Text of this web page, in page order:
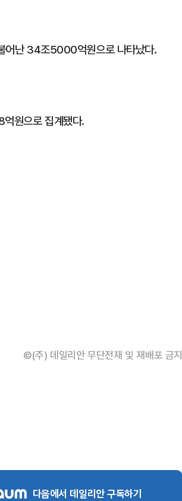
어난 34조5000억원으로 나타났다.
원으로 집계됐다.
©(주) 데일리안 무단전재 및 재배포 금지
다음에서 데일리안 구독하기